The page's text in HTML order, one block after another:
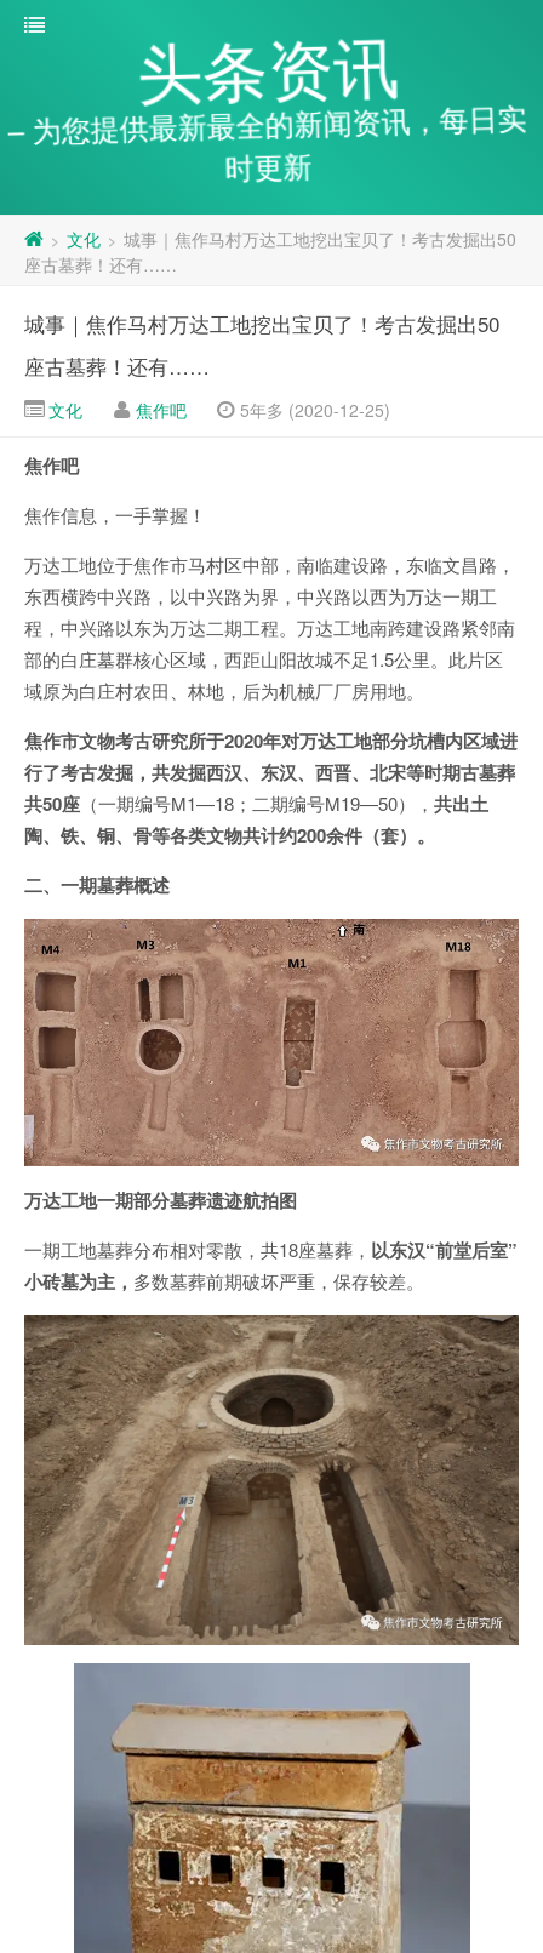
头条资讯
– 为您提供最新最全的新闻资讯，每日实
时更新
> 文化 > 城事｜焦作马村万达工地挖出宝贝了！考古发掘出50
座古墓葬！还有……
城事｜焦作马村万达工地挖出宝贝了！考古发掘出50
座古墓葬！还有……
文化 焦作吧 5年多 (2020-12-25)
焦作吧
焦作信息，一手掌握！
万达工地位于焦作市马村区中部，南临建设路，东临文昌路，
东西横跨中兴路，以中兴路为界，中兴路以西为万达一期工
程，中兴路以东为万达二期工程。万达工地南跨建设路紧邻南
部的白庄墓群核心区域，西距山阳故城不足1.5公里。此片区
域原为白庄村农田、林地，后为机械厂厂房用地。
焦作市文物考古研究所于2020年对万达工地部分坑槽内区域进
行了考古发掘，共发掘西汉、东汉、西晋、北宋等时期古墓葬
共50座 （一期编号M1—18；二期编号M19—50）， 共出土
陶、铁、铜、骨等各类文物共计约200余件（套）。
二、一期墓葬概述
万达工地一期部分墓葬遗迹航拍图
一期工地墓葬分布相对零散，共18座墓葬， 以东汉“前堂后室”
小砖墓为主， 多数墓葬前期破坏严重，保存较差。